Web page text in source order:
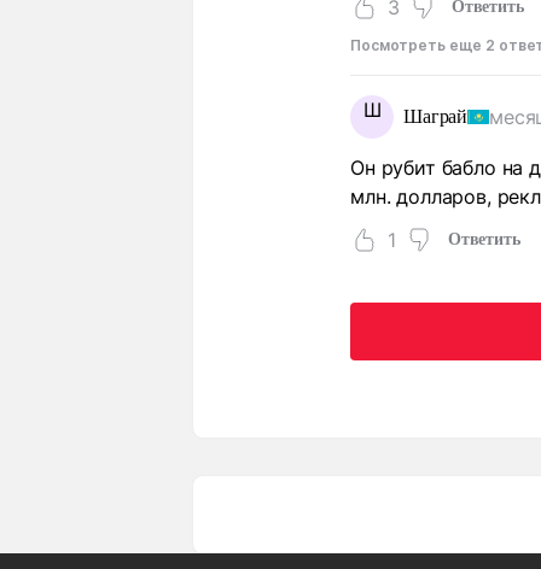
3
Ответить
Посмотреть еще 2
Ш Шаграй
Он рубит бабло на
млн. долларов,
1
Ответить